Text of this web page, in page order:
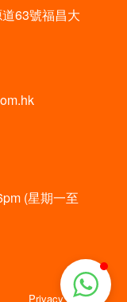
63號福昌大
(星期一至
Privacy policy